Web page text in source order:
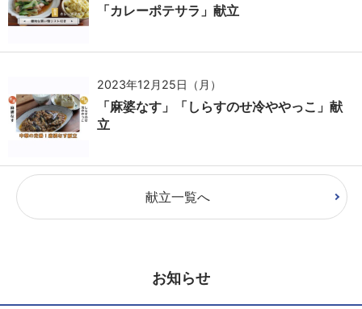
「カレーポテサラ」献立
2023年12月25日（月）
「麻婆なす」「しらすのせ冷ややっこ」献
立
献立一覧へ
お知らせ